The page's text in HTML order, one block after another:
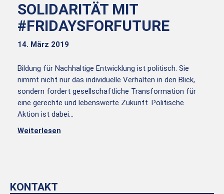
SOLIDARITÄT MIT
#FRIDAYSFORFUTURE
14. März 2019
Bildung für Nachhaltige Entwicklung ist politisch. Sie
nimmt nicht nur das individuelle Verhalten in den Blick,
sondern fordert gesellschaftliche Transformation für
eine gerechte und lebenswerte Zukunft. Politische
Aktion ist dabei…
Weiterlesen
KONTAKT